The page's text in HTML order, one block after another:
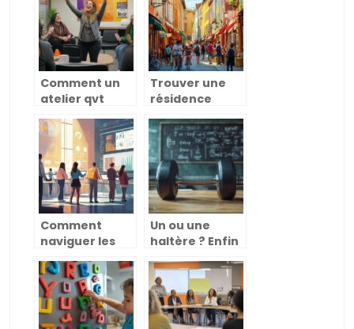
Comment un
atelier qvt
transformer
votre
entreprise et
améliorer le
bien-être des
employés
Trouver une
résidence
Toulouse :
guide des
meilleurs
quartiers et
options
Comment
naviguer les
marché du
travail pour
booster votre
carrière
Un ou une
haltère ? Enfin
claire pour vos
séances de
musculation à
domicile !